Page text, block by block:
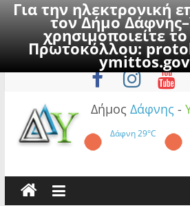
Για την ηλεκτρονική
τον Δήμο
χρησιμοποιείτε
Πρωτοκόλλου:
to
Παρασκευή, 7
Δήμος Δάφνης -
Δάφνη29°C